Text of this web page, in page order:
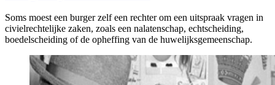
Soms moest een burger zelf een rechter om een uitspraak vragen in
civielrechtelijke zaken, zoals een nalatenschap, echtscheiding,
boedelscheiding of de opheffing van de huwelijksgemeenschap.